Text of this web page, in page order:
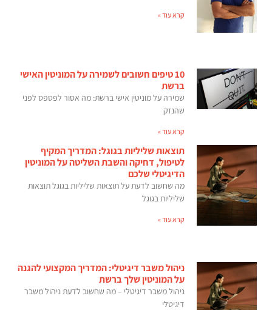
קרא עוד »
10 טיפים חשובים לשמירה על המוניטין האישי
ברשת
שמירה על מוניטין אישי ברשת: מה אסור לפספס לפני
שהנזק
קרא עוד »
תוצאות שליליות בגוגל: המדריך המקיף
לטיפול, דחיקה והשבת השליטה על המוניטין
הדיגיטלי שלכם
מה שחשוב לדעת על תוצאות שליליות בגוגל תוצאות
שליליות בגוגל
קרא עוד »
ניהול משבר דיגיטלי: המדריך המקצועי להגנה
על המוניטין שלך ברשת
ניהול משבר דיגיטלי – מה שחשוב לדעת ניהול משבר
דיגיטלי